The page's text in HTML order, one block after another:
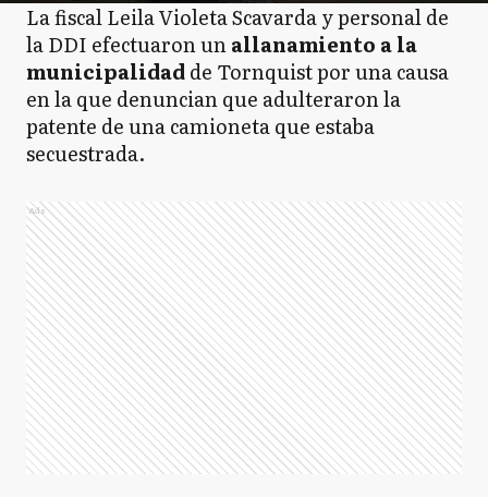
La fiscal Leila Violeta Scavarda y personal de
la DDI efectuaron unallanamiento a la
municipalidadde Tornquist por una causa
en la que denuncian que adulteraron la
patente de una camioneta que estaba
secuestrada.
Ads